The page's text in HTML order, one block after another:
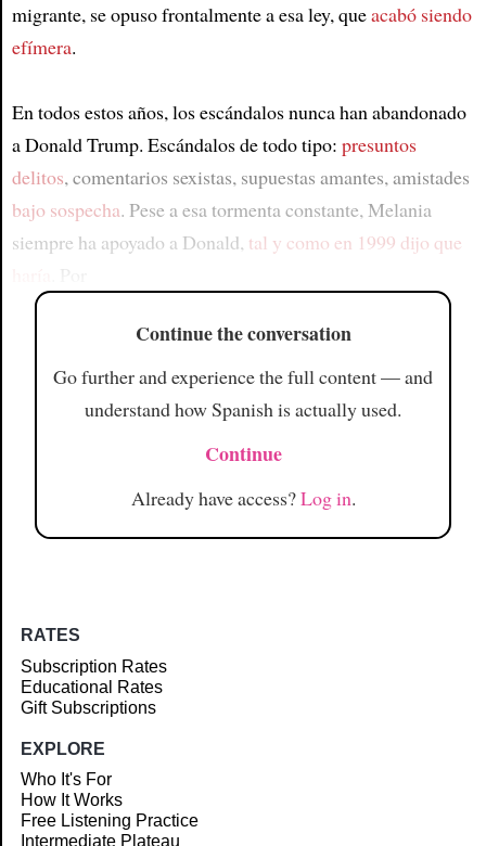
migrante, se opuso frontalmente a esa ley, queacabó siendo
efímera.
En todos estos años, los escándalos nunca han abandonado
a Donald Trump. Escándalos de todo tipo: presuntos
delitos, comentarios sexistas, supuestas amantes, amistades
bajo sospecha. Pese a esa tormenta constante, Melania
siempre ha apoyado a Donald, tal y como en 1999 dijo que
Continue the conversation
Go further and experience the full content — and
understand how Spanish is actually used.
Continue
Already have access?Log in.
RATES
Subscription Rates
Educational Rates
Gift Subscriptions
EXPLORE
Who It's For
How It Works
Free Listening Practice
Intermediate Plateau